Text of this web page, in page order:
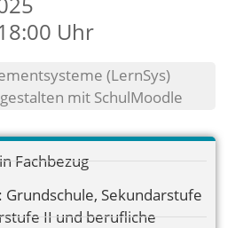
Uhr
(LernSys)
mit SchulMoodle
Fachbezug
Grundschule, Sekundarstufe
II und berufliche